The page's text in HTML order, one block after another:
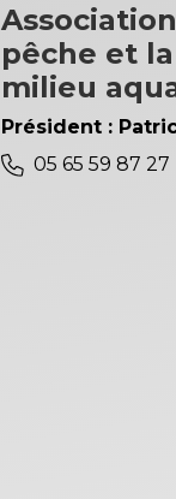
pêche et
milieu
Président :
05 65 59 87 27